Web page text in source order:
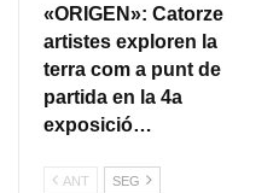
«ORIGEN»: Catorze
artistes exploren la
terra com a punt de
partida en la 4a
exposició…
ANT SEG